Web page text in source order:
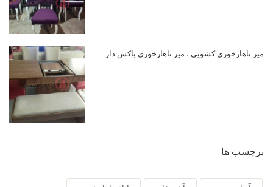
میز ناهارخوری کشویی ، میز ناهارخوری باکس دار
برچسب ها